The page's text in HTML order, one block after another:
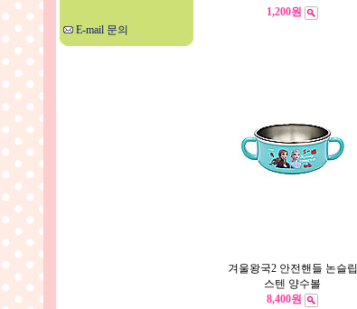
E-mail 문의
1,200원
겨울왕국2 안전핸들 논슬립
스텐 양수볼
8,400원